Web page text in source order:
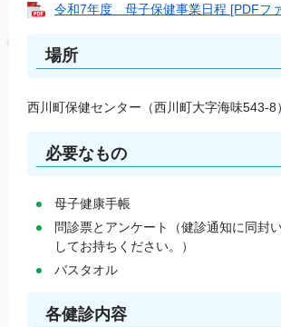
令和7年度 母子保健事業日程 [PDFフ
場所
西川町保健センター（西川町大字海味543-8）
必要なもの
母子健康手帳
問診票とアンケート（健診通知に同封
してお持ちください。）
バスタオル
各健診内容